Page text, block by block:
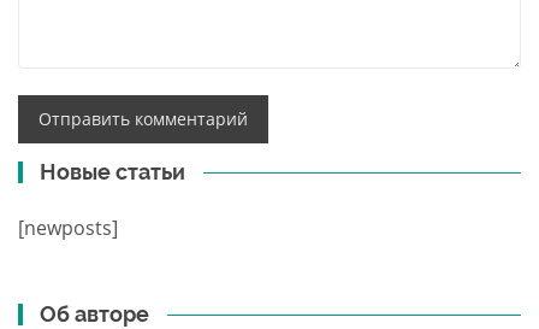
Новые статьи
[newposts]
Об авторе